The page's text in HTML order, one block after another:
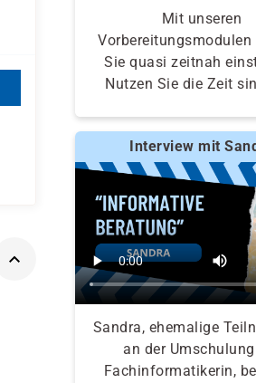
Mit unseren
Vorbereitungsmodulen
Sie quasi zeitnah
Nutzen Sie die Zeit
Interview mit
Sandra, ehemalige
an der
Fachinformatikerin,